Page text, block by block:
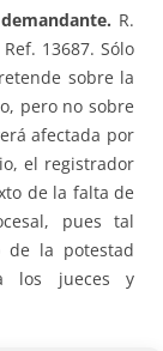
R.
13687. Sólo
sobre la
pero no sobre
afectada por
el registrador
de la falta de
pues tal
de la potestad
los jueces y